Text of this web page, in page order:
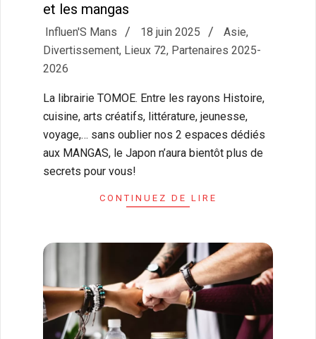
et les mangas
2025-
06-
18
Influen'S Mans 18 juin 2025 Asie,
Divertissement, Lieux 72, Partenaires 2025-
2026
La librairie TOMOE. Entre les rayons Histoire,
cuisine, arts créatifs, littérature, jeunesse,
voyage,… sans oublier nos 2 espaces dédiés
aux MANGAS, le Japon n’aura bientôt plus de
secrets pour vous!
CONTINUEZ DE LIRE